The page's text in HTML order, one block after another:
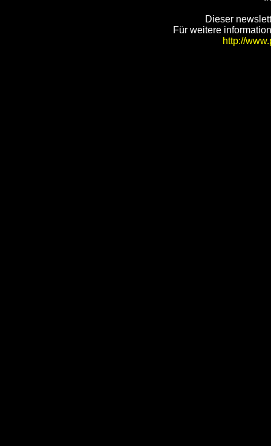
Dieser
Für weitere
http://